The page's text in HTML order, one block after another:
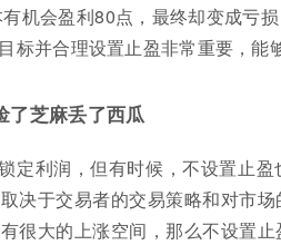
机会盈利80点，最终却变成亏
标并合理设置止盈非常重要，能
了芝麻丢了西瓜
定利润，但有时候，不设置止
决于交易者的交易策略和对市
很大的上涨空间，那么不设置